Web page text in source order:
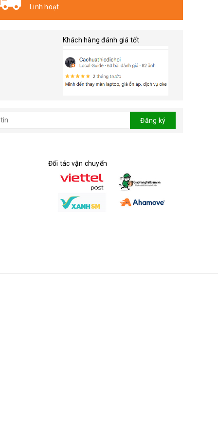
Nhận hàng và thanh toán
Khách hàng đánh giá tốt
Đăng ký
Đối tác vận chuyển